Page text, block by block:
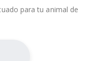
para tu animal de